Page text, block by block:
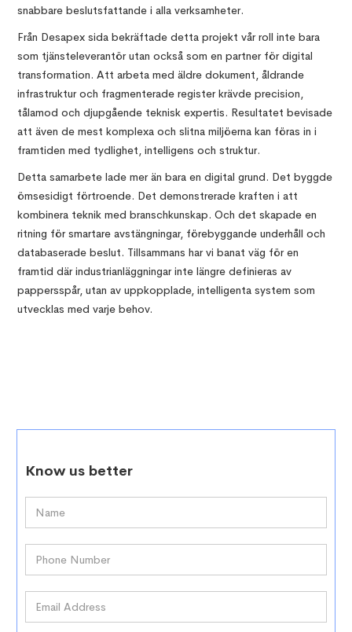
snabbare beslutsfattande i alla verksamheter.
Från Desapex sida bekräftade detta projekt vår roll inte bara
som tjänsteleverantör utan också som en partner för digital
transformation. Att arbeta med äldre dokument, åldrande
infrastruktur och fragmenterade register krävde precision,
tålamod och djupgående teknisk expertis. Resultatet bevisade
att även de mest komplexa och slitna miljöerna kan föras in i
framtiden med tydlighet, intelligens och struktur.
Detta samarbete lade mer än bara en digital grund. Det byggde
ömsesidigt förtroende. Det demonstrerade kraften i att
kombinera teknik med branschkunskap. Och det skapade en
ritning för smartare avstängningar, förebyggande underhåll och
databaserade beslut. Tillsammans har vi banat väg för en
framtid där industrianläggningar inte längre definieras av
pappersspår, utan av uppkopplade, intelligenta system som
utvecklas med varje behov.
Know us better